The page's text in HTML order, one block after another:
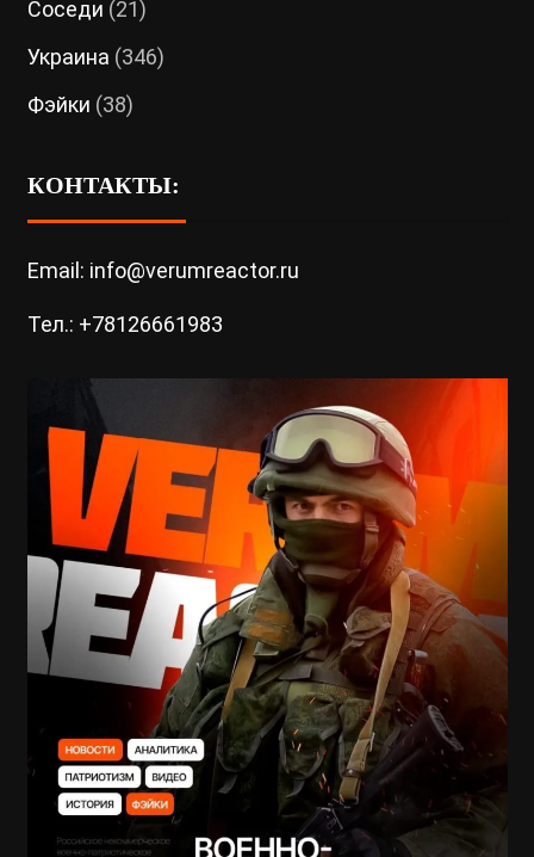
Соседи (21)
Украина (346)
Фэйки (38)
КОНТАКТЫ:
Email: info@verumreactor.ru
Тел.: +78126661983